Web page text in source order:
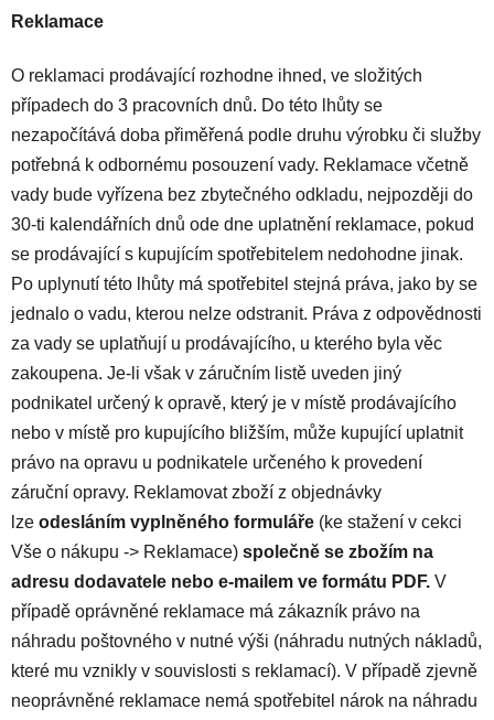
Reklamace
O reklamaci prodávající rozhodne ihned, ve složitých
případech do 3 pracovních dnů. Do této lhůty se
nezapočítává doba přiměřená podle druhu výrobku či služby
potřebná k odbornému posouzení vady. Reklamace včetně
vady bude vyřízena bez zbytečného odkladu, nejpozději do
30-ti kalendářních dnů ode dne uplatnění reklamace, pokud
se prodávající s kupujícím spotřebitelem nedohodne jinak.
Po uplynutí této lhůty má spotřebitel stejná práva, jako by se
jednalo o vadu, kterou nelze odstranit. Práva z odpovědnosti
za vady se uplatňují u prodávajícího, u kterého byla věc
zakoupena. Je-li však v záručním listě uveden jiný
podnikatel určený k opravě, který je v místě prodávajícího
nebo v místě pro kupujícího bližším, může kupující uplatnit
právo na opravu u podnikatele určeného k provedení
záruční opravy. Reklamovat zboží z objednávky
lze odesláním vyplněného formuláře (ke stažení v cekci
Vše o nákupu -> Reklamace) společně se zbožím na
adresu dodavatele nebo e-mailem ve formátu PDF. V
případě oprávněné reklamace má zákazník právo na
náhradu poštovného v nutné výši (náhradu nutných nákladů,
které mu vznikly v souvislosti s reklamací). V případě zjevně
neoprávněné reklamace nemá spotřebitel nárok na náhradu